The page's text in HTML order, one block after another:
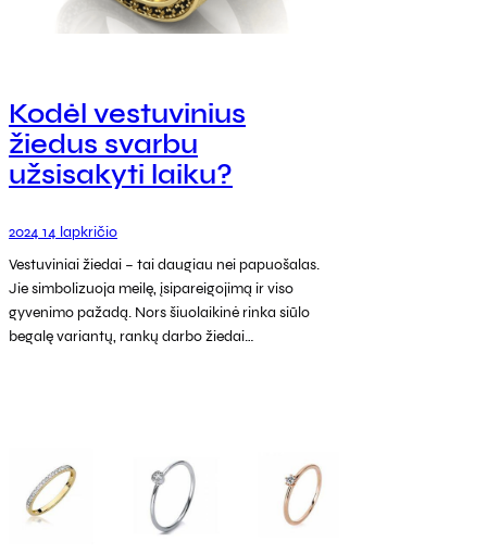
Kodėl vestuvinius
žiedus svarbu
užsisakyti laiku?
2024 14 lapkričio
Vestuviniai žiedai – tai daugiau nei papuošalas.
Jie simbolizuoja meilę, įsipareigojimą ir viso
gyvenimo pažadą. Nors šiuolaikinė rinka siūlo
begalę variantų, rankų darbo žiedai…